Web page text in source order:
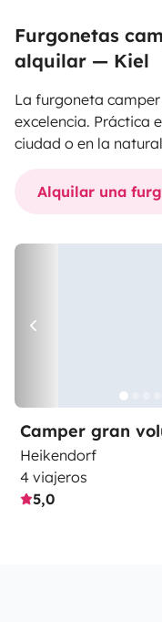
Furgonetas
alquilar — Kiel
La furgoneta
excelencia. Práctica
ciudad o en la
Alquilar una
Camper gran
Heikendorf
4 viajeros
5,0